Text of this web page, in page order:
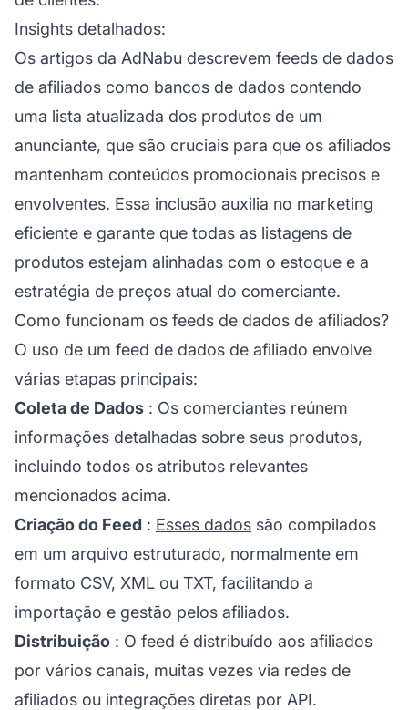
Insights detalhados:
Os artigos da AdNabu descrevem feeds de dados
de afiliados como bancos de dados contendo
uma lista atualizada dos produtos de um
anunciante, que são cruciais para que os afiliados
mantenham conteúdos promocionais precisos e
envolventes. Essa inclusão auxilia no marketing
eficiente e garante que todas as listagens de
produtos estejam alinhadas com o estoque e a
estratégia de preços atual do comerciante.
Como funcionam os feeds de dados de afiliados?
O uso de um feed de dados de afiliado envolve
várias etapas principais:
Coleta de Dados : Os comerciantes reúnem
informações detalhadas sobre seus produtos,
incluindo todos os atributos relevantes
mencionados acima.
Criação do Feed : Esses dados são compilados
em um arquivo estruturado, normalmente em
formato CSV, XML ou TXT, facilitando a
importação e gestão pelos afiliados.
Distribuição : O feed é distribuído aos afiliados
por vários canais, muitas vezes via redes de
afiliados ou integrações diretas por API.